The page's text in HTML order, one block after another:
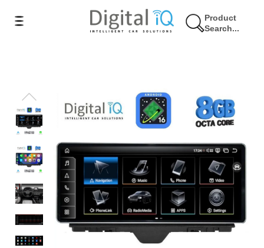
Product
Search...
7% Έκπτωση